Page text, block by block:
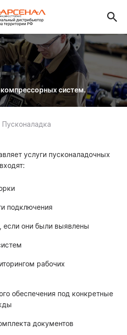
систем.
Пусконаладка
услуги пусконаладочных
подключения
если они были выявлены
рабочих
обеспечения под конкретные
документов